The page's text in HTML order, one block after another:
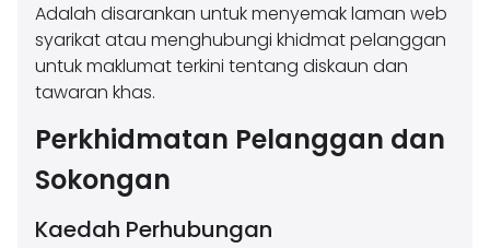
Adalah disarankan untuk menyemak laman web
syarikat atau menghubungi khidmat pelanggan
untuk maklumat terkini tentang diskaun dan
tawaran khas.
Perkhidmatan Pelanggan dan
Sokongan
Kaedah Perhubungan